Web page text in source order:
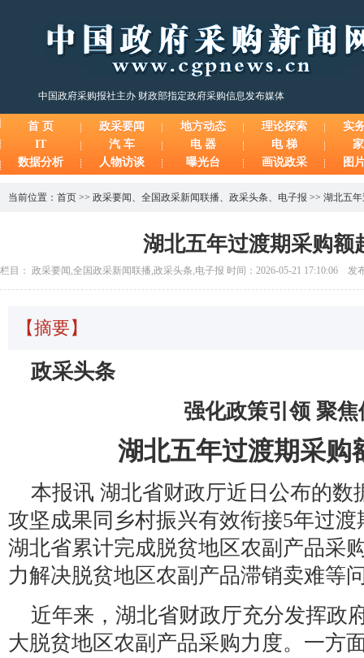
中国政府采购报社主办 财政部指定政府采购信息发布媒体
首 页 政采要闻 地方动态 理论探索
实
IT
汽 车 电 器 电 梯
数据分析
人物访谈 曝光台 画说政采 图
当前位置： 首页 >> 政采要闻 、 全国政采新闻联播、 政采头条、 电子报 >> 湖北五
湖北五年过渡期采购额
栏目： 政采要闻,全国政采新闻联播,政采头条,电子报 时间：2026-05-21 17:10:06 发
【摘要】
政采头条
强化政策引领 聚
湖北五年过渡期采购
本报讯 湖北省财政厅近日公布的数
攻坚成果同乡村振兴有效衔接5年过
湖北省累计完成脱贫地区农副产品采
力解决脱贫地区农副产品滞销卖难等
近年来，湖北省财政厅充分发挥政
大脱贫地区农副产品采购力度。一方